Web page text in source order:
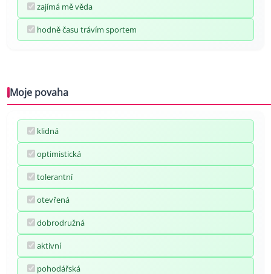
zajímá mě věda
hodně času trávím sportem
Moje povaha
klidná
optimistická
tolerantní
otevřená
dobrodružná
aktivní
pohodářská